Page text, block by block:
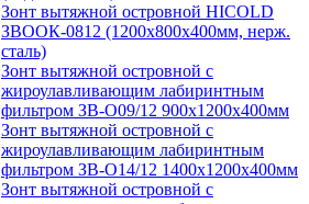
Зонт вытяжной островной HICOLD
ЗВООК-0812 (1200х800x400мм, нерж.
сталь)
Зонт вытяжной островной с
жироулавливающим лабиринтным
фильтром ЗВ-О09/12 900х1200х400мм
Зонт вытяжной островной с
жироулавливающим лабиринтным
фильтром ЗВ-О14/12 1400х1200х400мм
Зонт вытяжной островной с